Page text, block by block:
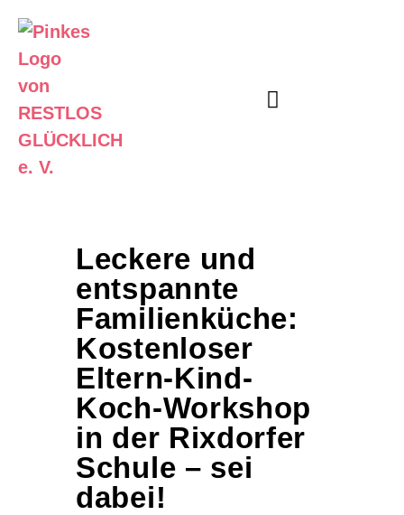
Leckere und
entspannte
Familienküche:
Kostenloser
Eltern-Kind-
Koch-Workshop
in der Rixdorfer
Schule – sei
dabei!